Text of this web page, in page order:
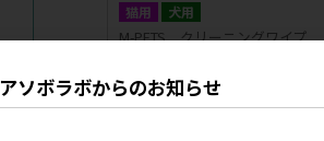
猫用 犬用
M-PETS クリーニングワイプ
メーカー希望小売価格
1,580円
アソボラボからのお知らせ